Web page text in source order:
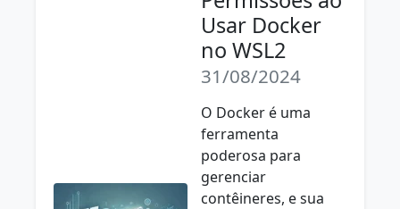
Usar Docker
no WSL2
31/08/2024
O Docker é uma
ferramenta
poderosa para
gerenciar
contêineres, e sua